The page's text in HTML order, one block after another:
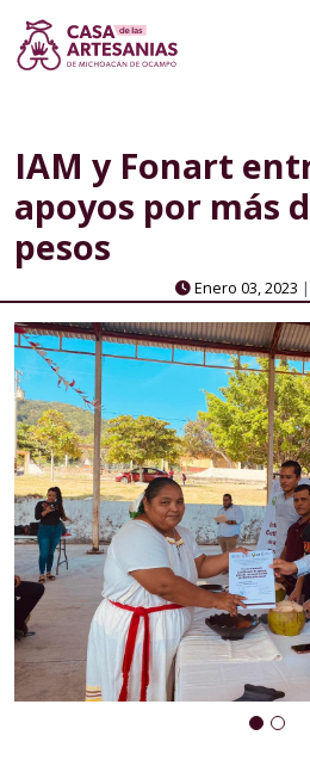
IAM y Fonart
apoyos por más
pesos
Enero 03, 2023 |